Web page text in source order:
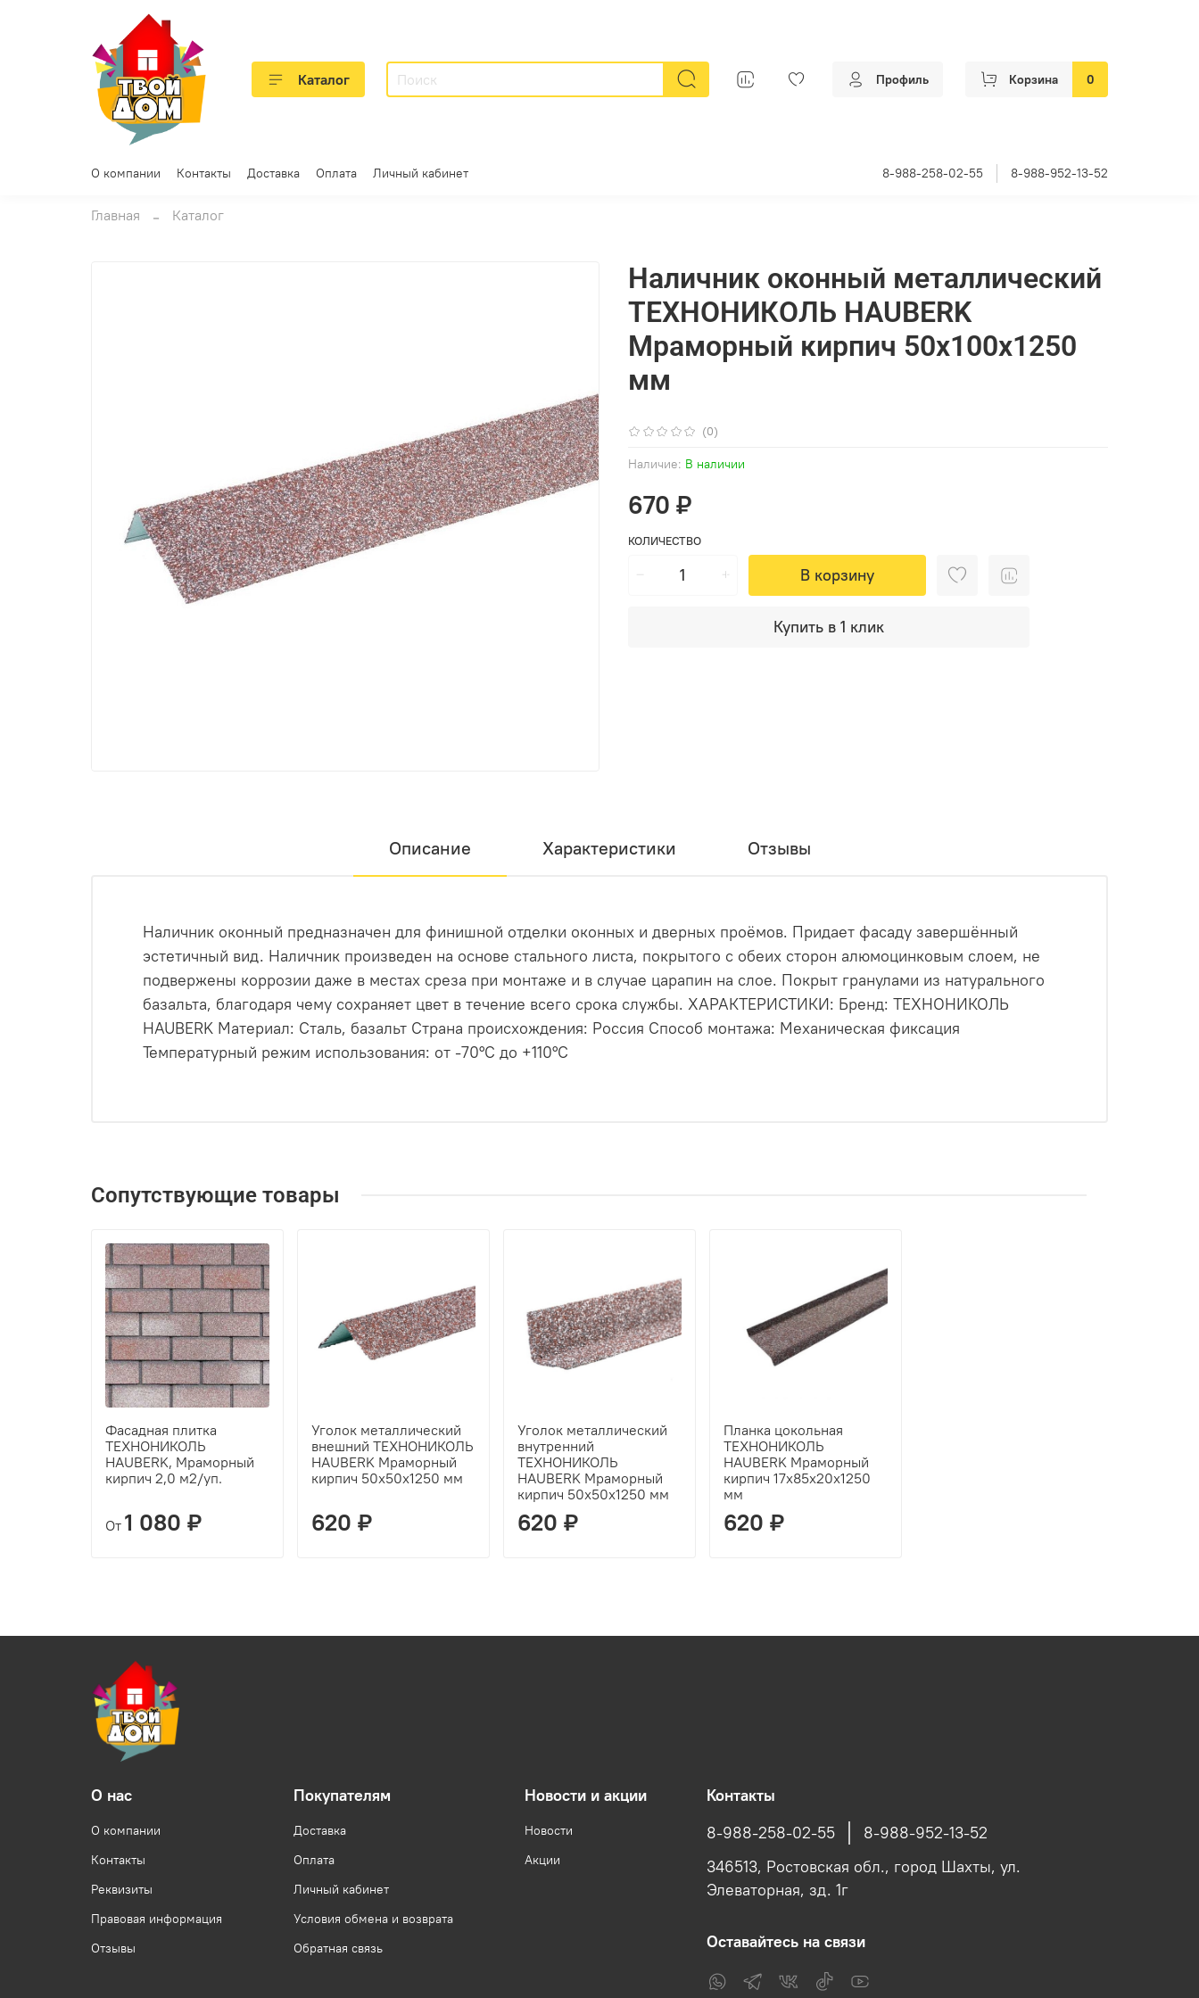
Каталог Профиль Корзина 0
О компании Контакты Доставка Оплата Личный кабинет 8-988-258-02-55 8-988-952-13-52
Главная Каталог
(0)
Наличие: В наличии
Наличник оконный металлический
ТЕХНОНИКОЛЬ HAUBERK
Мраморный кирпич 50х100х1250
мм
670 ₽
КОЛИЧЕСТВО
В корзину
Купить в 1 клик
Описание Характеристики Отзывы
Наличник оконный предназначен для финишной отделки оконных и дверных проёмов. Придает фасаду завершённый
эстетичный вид. Наличник произведен на основе стального листа, покрытого с обеих сторон алюмоцинковым слоем, не
подвержены коррозии даже в местах среза при монтаже и в случае царапин на слое. Покрыт гранулами из натурального
базальта, благодаря чему сохраняет цвет в течение всего срока службы. ХАРАКТЕРИСТИКИ: Бренд: ТЕХНОНИКОЛЬ
HAUBERK Материал: Сталь, базальт Страна происхождения: Россия Способ монтажа: Механическая фиксация
Температурный режим использования: от -70°С до +110°С
Сопутствующие товары
Фасадная плитка
ТЕХНОНИКОЛЬ
HAUBERK, Мраморный
кирпич 2,0 м2/уп.
От 1 080 ₽
Уголок металлический
внешний ТЕХНОНИКОЛЬ
HAUBERK Мраморный
кирпич 50х50х1250 мм
620 ₽
Уголок металлический
внутренний
ТЕХНОНИКОЛЬ
HAUBERK Мраморный
кирпич 50х50х1250 мм
620 ₽
Планка цокольная
ТЕХНОНИКОЛЬ
HAUBERK Мраморный
кирпич 17х85х20х1250
мм
620 ₽
О нас
О компании
Контакты
Реквизиты
Правовая информация
Отзывы
Покупателям
Доставка
Оплата
Личный кабинет
Условия обмена и возврата
Обратная связь
Новости и акции
Новости
Акции
Контакты
8-988-258-02-55
8-988-952-13-52
346513, Ростовская обл., город Шахты, ул.
Элеваторная, зд. 1г
Оставайтесь на связи